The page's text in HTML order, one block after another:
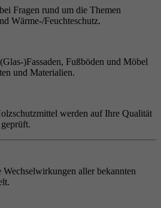
Fragen rund um die Themen
Wärme-/Feuchteschutz.
)Fassaden, Fußböden und Möbel
und Materialien.
werden auf Ihre Qualität
Wechselwirkungen aller bekannten